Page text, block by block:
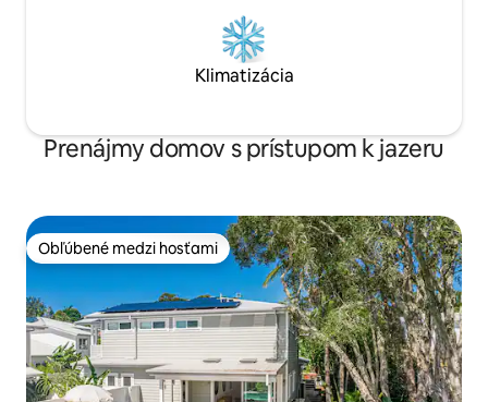
Klimatizácia
Prenájmy domov s prístupom k jazeru
Obľúbené medzi hosťami
Obľúbené medzi hosťami